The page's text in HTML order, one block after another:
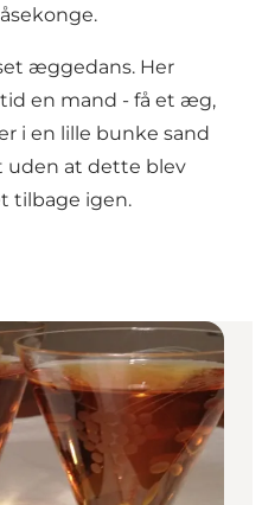
æggedans. Her
en mand - få et æg,
i en lille bunke sand
uden at dette blev
tilbage igen.